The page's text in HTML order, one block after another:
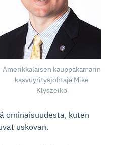
Amerikkalaisen kauppakamarin
kasvuyritysjohtaja Mike
Klyszeiko
ominaisuudesta, kuten
uskovan.